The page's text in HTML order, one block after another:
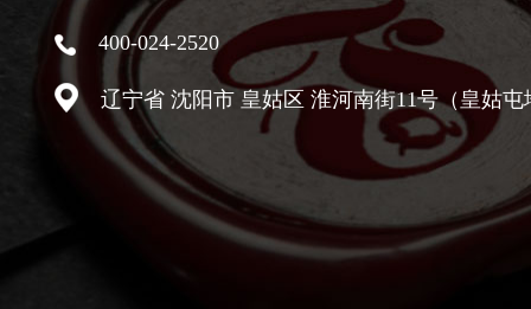
400-024-2520
辽宁省 沈阳市 皇姑区 淮河南街11号（皇姑